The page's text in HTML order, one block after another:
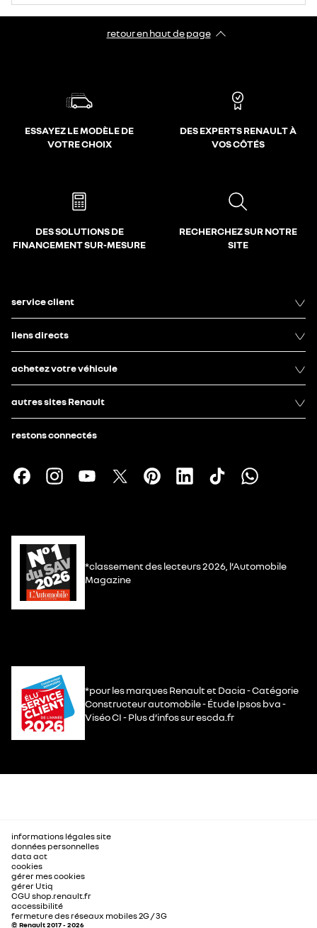
retour en haut de page​
ESSAYEZ LE MODÈLE DE
VOTRE CHOIX
DES EXPERTS RENAULT À
VOS CÔTÉS
DES SOLUTIONS DE
FINANCEMENT SUR-MESURE
RECHERCHEZ SUR NOTRE
SITE
service client
liens directs
achetez votre véhicule
autres sites Renault
restons connectés
*classement des lecteurs 2026, l’Automobile
Magazine
*pour les marques Renault et Dacia - Catégorie
Constructeur automobile - Étude Ipsos bva -
Viséo CI - Plus d’infos sur escda.fr
informations légales site
données personnelles
data act
cookies
gérer mes cookies
gérer Utiq
CGU shop.renault.fr
accessibilité
fermeture des réseaux mobiles 2G / 3G
© Renault 2017 - 2026